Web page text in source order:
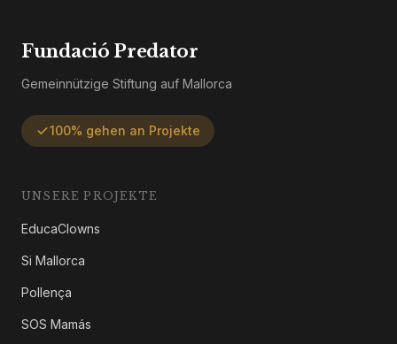
Fundació Predator
Gemeinnützige Stiftung auf Mallorca
100% gehen an Projekte
UNSERE PROJEKTE
EducaClowns
Si Mallorca
Pollença
SOS Mamás